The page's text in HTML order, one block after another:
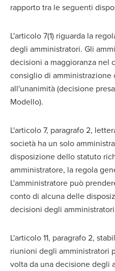
rapporto tra le seguenti
L'articolo 7(1) riguarda la
degli amministratori. Gli
decisioni a maggioranza nel
consiglio di amministrazione
all'unanimità (decisione
Modello).
L'articolo 7, paragrafo 2,
società ha un solo
disposizione dello statuto
amministratore, la regola
L'amministratore può
conto di alcuna delle
decisioni degli
L'articolo 11, paragrafo 2,
riunioni degli amministratori
volta da una decisione degli